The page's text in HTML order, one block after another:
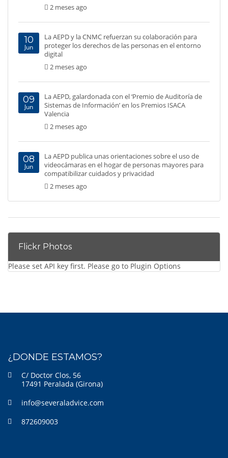
2 meses ago
10
Jun
La AEPD y la CNMC refuerzan su colaboración para
proteger los derechos de las personas en el entorno
digital
2 meses ago
09
Jun
La AEPD, galardonada con el ‘Premio de Auditoría de
Sistemas de Información’ en los Premios ISACA
Valencia
2 meses ago
08
Jun
La AEPD publica unas orientaciones sobre el uso de
videocámaras en el hogar de personas mayores para
compatibilizar cuidados y privacidad
2 meses ago
Flickr Photos
Please set API key first. Please go to Plugin Options
¿DONDE ESTAMOS?
C/ Doctor Clos, 56
17491 Peralada (Girona)
info@severaladvice.com
872609003